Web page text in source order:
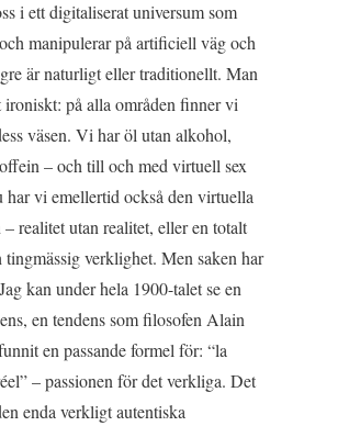
i ett digitaliserat universum som
manipulerar på artificiell väg och
är naturligt eller traditionellt. Man
ironiskt: på alla områden finner vi
väsen. Vi har öl utan alkohol,
– och till och med virtuell sex
har vi emellertid också den virtuella
realitet utan realitet, eller en totalt
tingmässig verklighet. Men saken har
kan under hela 1900-talet se en
en tendens som filosofen Alain
en passande formel för: “la
– passionen för det verkliga. Det
enda verkligt autentiska